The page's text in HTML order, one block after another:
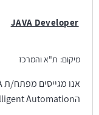
JAVA Developer
מיקום: ת"א והמרכז
הIntelligent Automation. ...